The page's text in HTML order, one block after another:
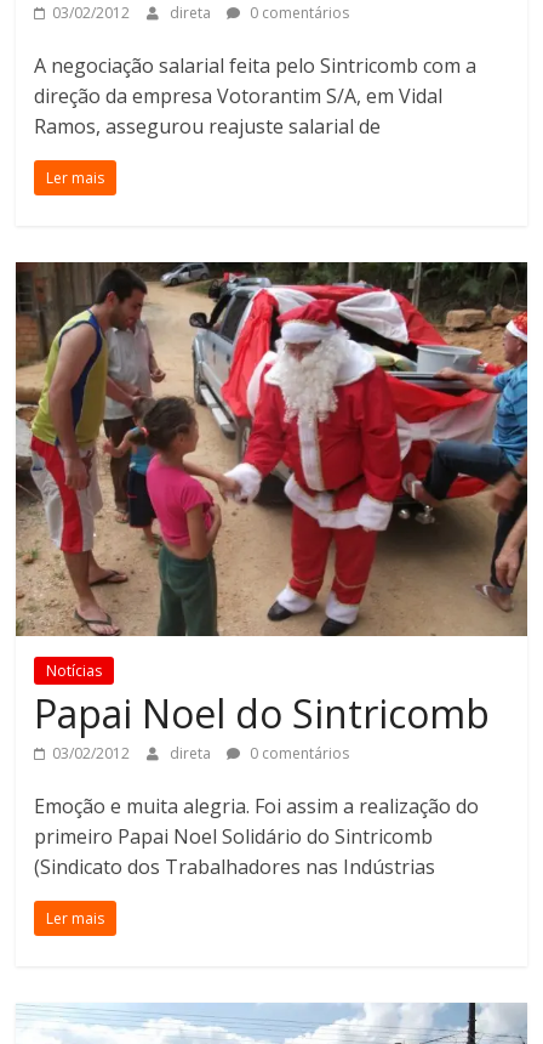
03/02/2012 direta 0 comentários
A negociação salarial feita pelo Sintricomb com a
direção da empresa Votorantim S/A, em Vidal
Ramos, assegurou reajuste salarial de
Ler mais
Notícias
Papai Noel do Sintricomb
03/02/2012 direta 0 comentários
Emoção e muita alegria. Foi assim a realização do
primeiro Papai Noel Solidário do Sintricomb
(Sindicato dos Trabalhadores nas Indústrias
Ler mais